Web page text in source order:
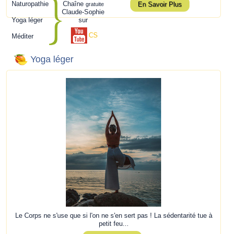
Naturopathie
Yoga léger
Méditer
Chaîne gratuite
Claude-Sophie
sur
CS
En Savoir Plus
Yoga léger
Le Corps ne s'use que si l'on ne s'en sert pas ! La sédentarité tue à
petit feu...